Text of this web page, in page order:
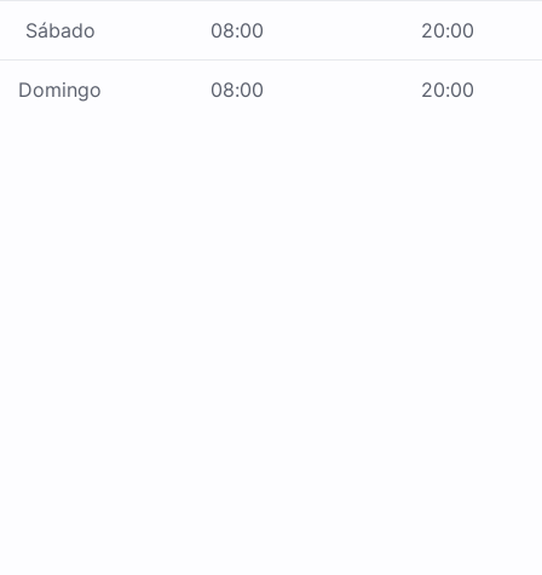
Sábado 08:00 20:00
Domingo 08:00 20:00